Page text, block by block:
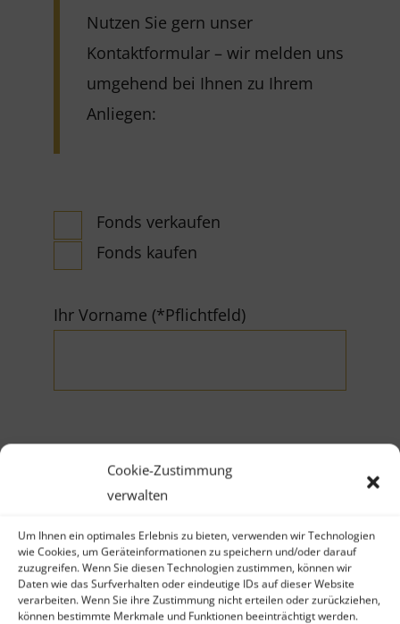
Cookie-Zustimmung
verwalten
Um Ihnen ein optimales Erlebnis zu bieten, verwenden wir Technologien
wie Cookies, um Geräteinformationen zu speichern und/oder darauf
zuzugreifen. Wenn Sie diesen Technologien zustimmen, können wir
Daten wie das Surfverhalten oder eindeutige IDs auf dieser Website
verarbeiten. Wenn Sie ihre Zustimmung nicht erteilen oder zurückziehen,
können bestimmte Merkmale und Funktionen beeinträchtigt werden.
Nutzen Sie gern unser
Kontaktformular – wir melden uns
umgehend bei Ihnen zu Ihrem
Anliegen:
Fonds verkaufen
Fonds kaufen
Ihr Vorname (*Pflichtfeld)
Ihr Nachname (*Pflichtfeld)
Firma